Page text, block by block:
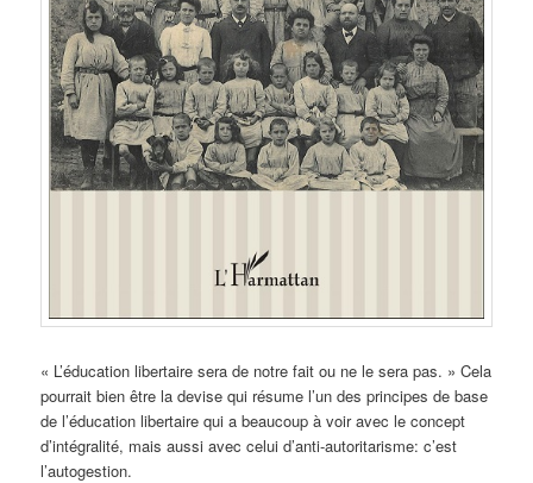
« L’éducation libertaire sera de notre fait ou ne le sera pas. » Cela
pourrait bien être la devise qui résume l’un des principes de base
de l’éducation libertaire qui a beaucoup à voir avec le concept
d’intégralité, mais aussi avec celui d’anti-autoritarisme: c’est
l’autogestion.